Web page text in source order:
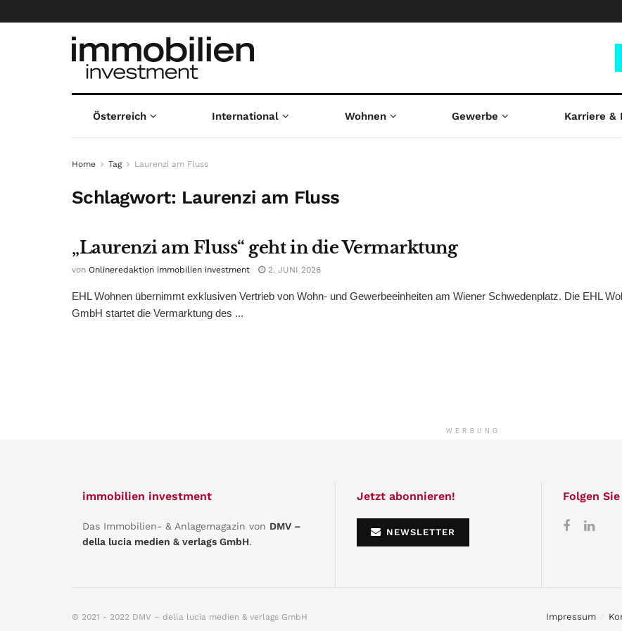
Österreich International Wohnen Gewerbe Karriere &
Home Tag Laurenzi am Fluss
Schlagwort: Laurenzi am Fluss
„Laurenzi am Fluss“ geht in die Vermarktung
von Onlineredaktion immobilien investment 2. JUNI 2026
EHL Wohnen übernimmt exklusiven Vertrieb von Wohn- und Gewerbeeinheiten am Wiener Schwedenplatz. Die EHL
GmbH startet die Vermarktung des ...
WERBUNG
immobilien investment
Das Immobilien- & Anlagemagazin von DMV –
della lucia medien & verlags GmbH.
Jetzt abonnieren!
NEWSLETTER
Folgen
Impressum
© 2021 - 2022 DMV – della lucia medien & verlags GmbH